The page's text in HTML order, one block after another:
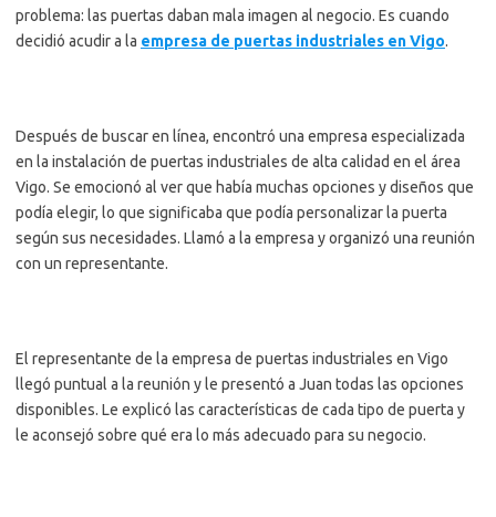
problema: las puertas daban mala imagen al negocio. Es cuando
decidió acudir a la empresa de puertas industriales en Vigo.
Después de buscar en línea, encontró una empresa especializada
en la instalación de puertas industriales de alta calidad en el área
Vigo. Se emocionó al ver que había muchas opciones y diseños que
podía elegir, lo que significaba que podía personalizar la puerta
según sus necesidades. Llamó a la empresa y organizó una reunión
con un representante.
El representante de la empresa de puertas industriales en Vigo
llegó puntual a la reunión y le presentó a Juan todas las opciones
disponibles. Le explicó las características de cada tipo de puerta y
le aconsejó sobre qué era lo más adecuado para su negocio.